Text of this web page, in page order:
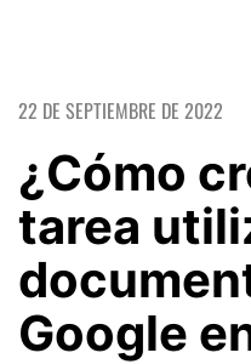
22 DE SEPTIEMBRE DE 2022
¿Cómo
tarea
Google